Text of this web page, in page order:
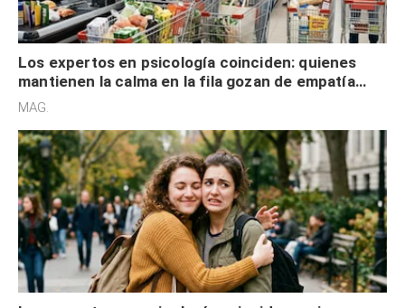
Los expertos en psicología coinciden: quienes
mantienen la calma en la fila gozan de empatía
cognitiva, gratitud y no solo tienen autocontrol
MAG.